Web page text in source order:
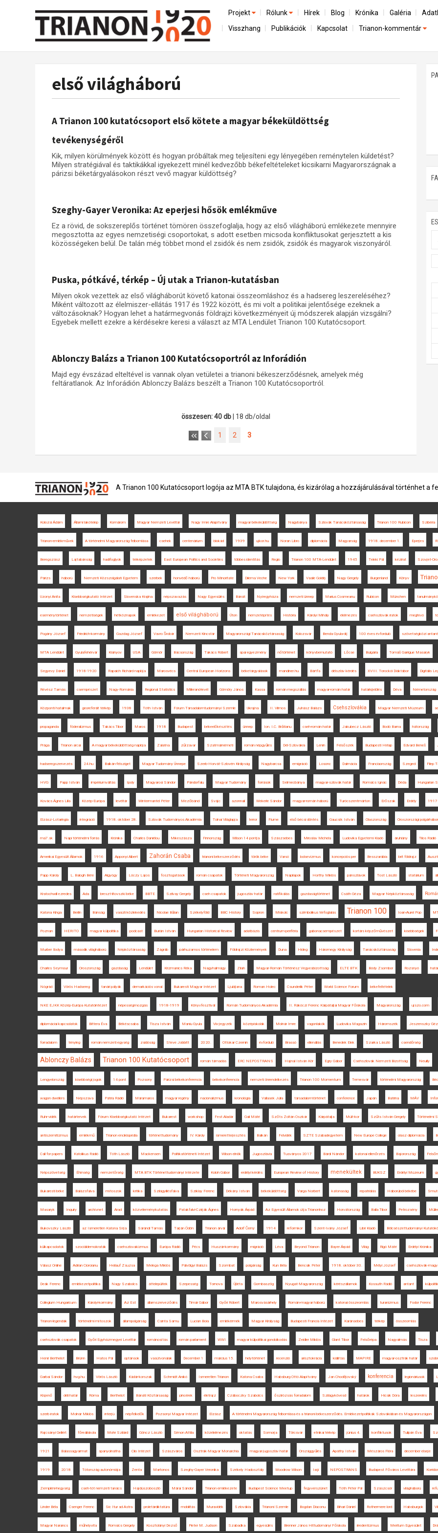
Projekt
Előzmények
Az összeomlás és a magyar társadalom
Utókor és emlékezet
Rólunk
A kutatócsoport működéséről
Hírek Blog Krónika Galéria
Visszhang Publikációk Kapcsolat Trianon-kommentár
első világháború
A Trianon 100 kutatócsoport első kötete a magyar békeküldöttség
tevékenységéről
Kik, milyen körülmények között és hogyan próbáltak meg teljesíteni egy lényegében reménytelen küldetést?
Milyen stratégiával és taktikákkal igyekezett minél kedvezőbb békefeltételeket kicsikarni Magyarországnak a
párizsi béketárgyalásokon részt vevő magyar küldöttség?
Szeghy-Gayer Veronika: Az eperjesi hősök emlékműve
Ez a rövid, de sokszereplős történet tömören összefoglalja, hogy az első világháború emlékezete mennyire
megosztotta az egyes nemzetiségi csoportokat, s adott esetben micsoda konfliktusokat gerjesztett a kis
közösségeken belül. De talán még többet mond el zsidók és nem zsidók, zsidók és magyarok viszonyáról.
Puska, pótkávé, térkép – Új utak a Trianon-kutatásban
Milyen okok vezettek az első világháborút követő katonai összeomláshoz és a hadsereg leszereléséhez?
Miként változott az élelmiszer-ellátás 1917 és 1922 között, és mi volt a politikai jelentősége ezeknek a
változásoknak? Hogyan lehet a határmegvonás földrajzi következményeit új módszerek alapján vizsgálni?
Egyebek mellett ezekre a kérdésekre keresi a választ az MTA Lendület Trianon 100 Kutatócsoport.
Ablonczy Balázs a Trianon 100 Kutatócsoportról az Inforádión
Majd egy évszázad elteltével is vannak olyan vetületei a trianoni békeszerződésnek, amelyek még
feltáratlanok. Az Inforádión Ablonczy Balázs beszélt a Trianon 100 Kutatócsoportról.
összesen: 40 db | 18 db/oldal
1 2 3
A Trianon 100 Kutatócsoport logója az MTA BTK tulajdona, és kizárólag a hozzájárulásával történhet a
Kolozsi Ádám Állami lakótelep Komárom Magyar Nemzeti Levéltár Nagy Imre Alapítvány magyar békeküldöttség Nagybánya Szlovák Tanácsköztársaság Trianon 100 Rubicon Szibéria
Trianon-emlékművek A történelmi Magyarország felbomlása csehek centenárium blokád 1939 ujkor.hu Noran Libro diplomácia Magyarság 1918. december 1. Eperjes
Beregszász Lajtabánság hadifoglyok térképzetek East European Politics and Societies többes identitás Regio Trianon 100 MTA-Lendület 1945 Teleki Pál kézirat Szovjet-
Párizs háború Nemzeti Közszolgálati Egyetem szerbek honvédő háború Pro Minoritate Dilema Veche New York Vasile Goldiș Nagy Gergely Burgenland Könyv
Uzonyi Anita Kisebbségkutató Intézet Slovenska Krajina népszavazás Nagy Egyesülés Bánát Nyíregyháza nemzeti ünnep Marius Cosmeanu Rubicon München
eseménytörténet nemzetiségek hétköznapok emlékezet első világháború Úton nemzetépítés História Károlyi Mihály élelmezés csehszlovák iratok meghívó
Pogány József Friedrich-kormány Gazdag József Vavro Šrobár Nemzeti Kincstár Magyarországi Tanácsköztársaság Kolozsvár Benda Gyula-díj 100 éves évforduló szövetségközi
MTA Lendület Gyulafehérvár Kisinyov USA Gömör Bácsország Takács Róbert spai egyezmény nőtörténet könyvbemutató Lőcse Bulgária Tomáš Garrigue Masaryk
Segyevy Dániel 1918-1920 Rapaich Richárd naplója Marosvécs Central European Horizons béketárgyalások mandiner.hu Bártfa délszláv kérdés XVIII. Torockói Diáktábor Digitális
Révész Tamás csempészet Nagy-Románia Regional Statistics Millerand-levél Gömöry János Kassa román megszállás magyar-román határ határkijelölés Déva Németország
Központi hatalmak georeferált térkép 1938 Tóth István Fórum Társadalomtudományi Szemle Ukrajna II. Vilmos Juhász Balázs Csehszlovákia Magyar Nemzeti Múzeum
propaganda föderalizmus Takács Tibor Maros 1918 Budapest békeelőkészítés ünnep Ion. I.C. Brătianu cseh-román határ Jakubecz László Bodó Barna hátország
Prága Trianon arcai A magyar békeküldöttség naplója Zalatna zűrzavar Szatmárnémeti román népgyűlés Dél-Szlovákia Lenin Felsőszék Budapesti Hírlap Edvard Beneš
hadseregszervezés 24.hu Balkán-félsziget Magyar Tudomány Ünnepe Szerb-Horvát-Szlovén Királyság Nagybarcsa emigráció Losonc Dalmácia Franciaország Szeged Filep
HVG Papp István impériumváltás Ipoly Magyarosi Sándor Pándorfalu Magyar Tudomány források Selmecbánya magyar-szlovák határ Romsics Ignác Déda Hungarian
Kovács Ágnes Lilla Közép-Európa levéltár Wintermantel Péter Mezőbánd Svájc azonnali Wekerle Sándor magyar-román háború Turócszentmárton Erőszak Erdély 1917
Elzász-Lotaringia integráció 1918. október 28. Szlovák Tudományos Akadémia Tolnai Világlapja terror Fiume első bécsi döntés Gaucsík István Olaszország Oroszországi
ma7.sk Napi történelmi forrás Krónika Charles Daniélou Mikeszásza Finnország Wilson 14 pontja Szászsebes Miroslav Michela Ludovika Egyetemi Kiadó áruhiány Tilos Rádió
Amerikai Egyesült Államok 1916 Apponyi Albert Zahorán Csaba trianoni békeszerződés török béke Varsó bolsevizmus koncepciós per Besszarábia brit földrajz
Papp Károly L. Balogh Béni Algyógy Lóczy Lajos fosztogatások román csapatok Történeti Magyarország Napilapok Horthy Miklós pánszlávok Tost László statárium
Kratochwill ezredes Ada breszt-litovszki béke BBTE Szilvay Gergely cseh csapatok jugoszláv határ ratifikálás gazdaságtörténet Csáth Géza Magyar Népköztársaság
Katona Kinga Berlin Bánság vasúti közlekedés Nicolae Bălan Székelyföld BBC History Sopron Miskolc szimbolikus térfoglalás Trianon 100 Ioan-Aurel Pop
Poznan HERITO magyar külpolitika podcast Burián István Hungarian Historical Review adatbázis centrum-periféria gabonacsempészet kortárs képzőművészet kisebbségek
Murber Ibolya második világháború Népköztársaság Zágráb párhuzamos történelem Földrajzi Közlemények Duna Hideg Háromegy Királyság Tanácsköztársaság Slovenia
Charles Seymour Oroszország gazdaság Lendület Krizmanics Réka Nagyhalmágy Zilah Magyar-Román Történész Vegyesbizottság ELTE BTK Bódy Zsombor Rozsnyó
Nógrád Vörös Hadsereg tanári pályák demarkációs vonal Bukaresti Magyar Intézet Ljubljana Roman Holec Csunderlik Péter World Science Forum békefeltételek
NKE EJKK Közép-Európa Kutatóintézet népességmozgás 1918-1919 Könyvfesztivál Román Tudományos Akadémia II. Rákóczi Ferenc Kárpátaljai Magyar Főiskola Magyarország ujszo.com
diplomáciai kapcsolatok Bittera Éva Békéscsaba Tisza István Maniu Gyula Vix-jegyzék középiskolák Molnár Imre vagonlakók Ludovika Magazin Háromszék Jeszenszky
forradalom tényleg román nemzeti egység zsidóság Steve Jobbitt 2020. Ottokar Czernin évforduló Brassó ellenállás Benedek Elek Szarka László csendőrség
Ablonczy Balázs Trianon 100 Kutatócsoport román támadás ERC NEPOSTRANS Hajnal István Kör Egry Gábor Csehszlovák Nemzeti Bizottság Neuilly
Lengyelország kisebbségi jogok 14 pont Pozsony Párizsi békekonferencia békekonferencia nemzeti önrendelkezés Trianon 100 Momentum Temesvár történelmi Magyarország
wagon dwellers Népszava Pátria Rádió Máramaros magyar regény nacionalizmus kronológia Vallasek Júlia társadalomtörténet conference Japán Batrina MÁV
Ruhr-vidék határtervek Fórum Kisebbségkutató Intézet Bukarest workshop Fest Aladár Gali Máté Szőts Zoltán Oszkár Kárpátalja Múlt-kor Szűts István Gergely Történelmi
antiszemitizmus emlékmű Trianon enciklopédia történettudomány IV. Károly ismeretterjesztés Balkán Felvidék SZTE Szabadegyetem New Europe College olasz diplomácia
Call for papers Katolikus Rádió Tóth László Mackensen Politikatörténeti Intézet Wilson elnök Jugoszlávia Tusványos 2017 Bárdi Nándor katonai ellenőrzés Bajorország
Népszövetség Éhínség nemzetőrség MTA BTK Történettudományi Intézete Koloh Gábor erdélyi kérdés European Review of History menekültek BUKSZ Erdélyi Múzeum
Bukaresti béke Balázsfalva mítoszok kritika Szilágyillésfalva Sziklay Ferenc Dékány István békeküldöttség Varga Norbert katonaság repatriálás Háborúból békébe
Masaryk Inquiry archívnet Arad közvéleménykutatás Patakfalvi-Czirják Ágnes Hornyák Árpád Az Egyesült Államok útja Trianonhoz Horvátország Balla Tibor Petrozsény
Bukovszky László az Ismeretlen Katona Sírja Sárándi Tamás Tarján Ödön Trianon árvái Adolf Černý 1914 reformkor Szent-Ivány József Libri Kiadó Bölcsészettudományi
külkapcsolatok szociáldemokraták csehszlovakizmus Európa Rádió Pécs Huszár-kormány migráció Léva Beyond Trianon Bayer Árpád Világ Rigó Máté Erdélyi Krónika
Válasz Online Adrian Cioroianu Heilauf Zsuzsa Melega Miklós Pálvölgyi Balázs Szombat polgárság Kun Béla Bencsik Péter 1918. október 30. Mélyi József csehszlovák-
Deák Ferenc emlékezetpolitika Nagy Szabolcs áttelepültek Szepesség Tornova Újléta Gombaszög Nyugat-Magyarország kérészállamok Kossuth Rádió antant
Collegium Hungaricum Károlyi-kormány Az Est államszerveződés Timár Gábor Győri Róbert Marosvásárhely Román-magyar háború katonai összeomlás turanizmus Fodor Ferenc
Trianon-legendák történelmi mítoszok állampolgárság Csinta Samu Lucian Boia emlékérmék Magyar Királyság Budapesti Francia Intézet Karánsebes térkép összeomlás
csehszlovák csapatok Győri Egyházmegyei Levéltár románosítás román parlament WWI magyar külpolitikai gondolkodás Zeidler Miklós Glant Tibor Felsőrépa Nagyalmás Tisza
Henri Berthelot Brünn Hatos Pál optánsok vasútvonalak December 1 március 15. helytörténet recenzió arisztokrácia kiállítás MAPIRE magyar-osztrák határ
Garbai Sándor hvg.hu Vörös László Kádár-korszak Schmidt Anikó Ismeretlen Trianon Katona Csaba Habsburg Ottó Alapítvány Jan Chodějovský konferencia legionáriusok
Kisjenő déli határ Róma Berthelot Bánáti Köztársaság pincérek életrajz Czáboczky Szabolcs őszirózsás forradalom Szilágykövesd határok Hicsik Dóra leszerelés
szerb iratok Molnár Miklós interjú népfelkelők Pozsonyi Magyar Intézet Elzász A történelmi Magyarország felbomlása és a trianoni békeszerződés. Emlékezetpolitikák Szlovákiában és Magyarországon
Rajcsányi Gellért főreáliskola Mohr Szilárd Göncz László Simon Attila közélelmezés oktatás Somorja Törcsvár etnikai térkép június 4. konfliktusok Tulipán Éva
1921 Balassagyarmat spanyolnátha Clio Intézet Szászváros Osztrák-Magyar Monarchia magyar-jugoszláv határ Országgyűlés Apáthy István Mészáros Flóra december elseje
1919 2018 Tótország autonómiája Zenta Martonos Szeghy-Gayer Veronika Székely Hadosztály Woodrow Wilson Iaşi NEPOSTRANS Budapest Főváros Levéltára Korridor
Zempléni-hegység cseh-tót nemzeti tanács Hajdúszoboszló Márai Sándor Trianon emlékezete Budapest Science Meetup fegyverszünet Tóth Péter Pál Szászcsór világháború
Linder Béla Csenger Ferenc Sic Itur ad Astra proletárdiktatúra mobilitás Muravidék Szlovákia Trianoni Szemle Bogdan Diaconu Bihari Dániel Rothermere lord Habsburgok
Magyar Narancs műhelyvita Romsics Gergely Kosztolányi Dezső Pieter M. Judson Szabadka egyesülés Brenner János Hittudományi Főiskola irredentizmus Meritum Egyesület